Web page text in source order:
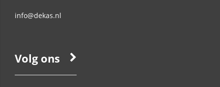
info@dekas.nl
Volg ons